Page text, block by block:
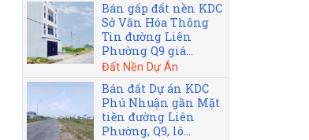
Bán gấp đất nền KDC
Sở Văn Hóa Thông
Tin đường Liên
Phường Q9 giá...
Đất Nền Dự Án
Bán đất Dự án KDC
Phú Nhuận gần Mặt
tiền đường Liên
Phường, Q9, lô...